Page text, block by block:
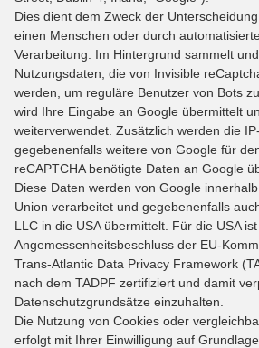
Dies dient dem Zweck der
einen Menschen oder durch
Verarbeitung. Im Hintergrund sammelt
Nutzungsdaten, die von Invisible
werden, um reguläre Benutzer von Bots
wird Ihre Eingabe an Google übermittelt
weiterverwendet. Zusätzlich werden die
gegebenenfalls weitere von Google für
reCAPTCHA benötigte Daten an Google
Diese Daten werden von Google
Union verarbeitet und gegebenenfalls
LLC in die USA übermittelt. Für die USA
Angemessenheitsbeschluss der EU-
Trans-Atlantic Data Privacy Framework
nach dem TADPF zertifiziert und damit
Datenschutzgrundsätze einzuhalten.
Die Nutzung von Cookies oder
erfolgt mit Ihrer Einwilligung auf